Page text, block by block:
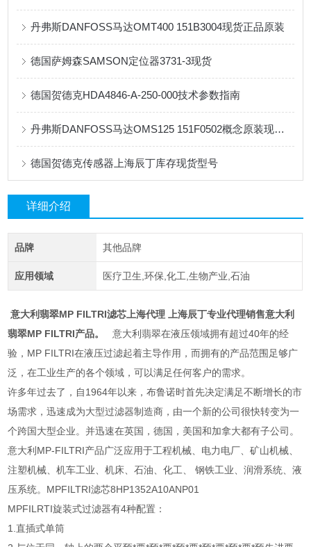
丹弗斯DANFOSS马达OMT400 151B3004现货正品原装
德国萨姆森SAMSON定位器3731-3现货
德国贺德克HDA4846-A-250-000技术参数指南
丹弗斯DANFOSS马达OMS125 151F0502概念原装现货供应
德国贺德克传感器上海辰丁库存现货型号
详细介绍
品牌 其他品牌
应用领域 医疗卫生,环保,化工,生物产业,石油
意大利翡翠MP FILTRI滤芯上海代理 上海辰丁专业代理销售意大利
翡翠MP FILTRI产品。
意大利翡翠在液压领域拥有超过40年的经
验，MP FILTRI在液压过滤起着主导作用，而拥有的产品范围足够广
泛，在工业生产的各个领域，可以满足任何客户的需求。
许多年过去了，自1964年以来，布鲁诺时首先决定满足不断增长的市
场需求，迅速成为大型过滤器制造商，由一个新的公司很快转变为一
个跨国大型企业。并迅速在英国，德国，美国和加拿大都有子公司。
意大利MP-FILTRI产品广泛应用于工程机械、电力电厂、矿山机械、
注塑机械、机车工业、机床、石油、化工、 钢铁工业、润滑系统、液
压系统。MPFILTRI滤芯8HP1352A10ANP01
MPFILRTI旋装式过滤器有4种配置：
1.直插式单筒